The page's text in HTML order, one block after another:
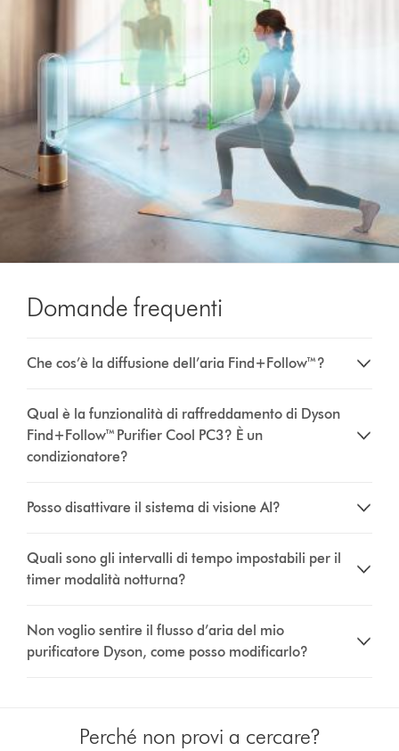
Domande frequenti
Che cos’è la diffusione dell’aria Find+Follow™?
Qual è la funzionalità di raffreddamento di Dyson
Find+Follow™ Purifier Cool PC3? È un
condizionatore?
Posso disattivare il sistema di visione AI?
Quali sono gli intervalli di tempo impostabili per il
timer modalità notturna?
Non voglio sentire il flusso d’aria del mio
purificatore Dyson, come posso modificarlo?
Perché non provi a cercare?